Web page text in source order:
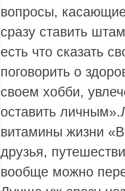
вопросы,
сразу ставить
есть что сказать
поговорить о
своем хобби,
оставить
витамины жизни
друзья,
вообще можно